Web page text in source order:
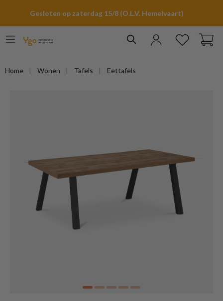
Gesloten op zaterdag 15/8 (O.L.V. Hemelvaart)
Home Wonen Tafels Eettafels